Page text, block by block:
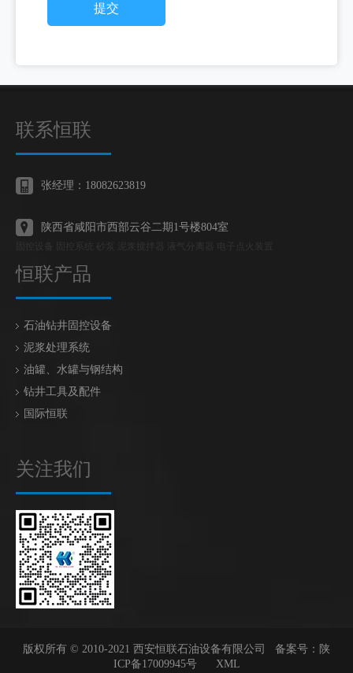
提交
联系恒联
张经理：18082623819
陕西省咸阳市西部云谷二期1号楼804室
恒联产品
石油钻井固控设备
泥浆处理系统
油罐、水罐与钢结构
钻井工具及配件
国际恒联
关注我们
版权所有 © 2010-2021 西安恒联石油设备有限公司 备案号： 陕
ICP备17009945号
XML